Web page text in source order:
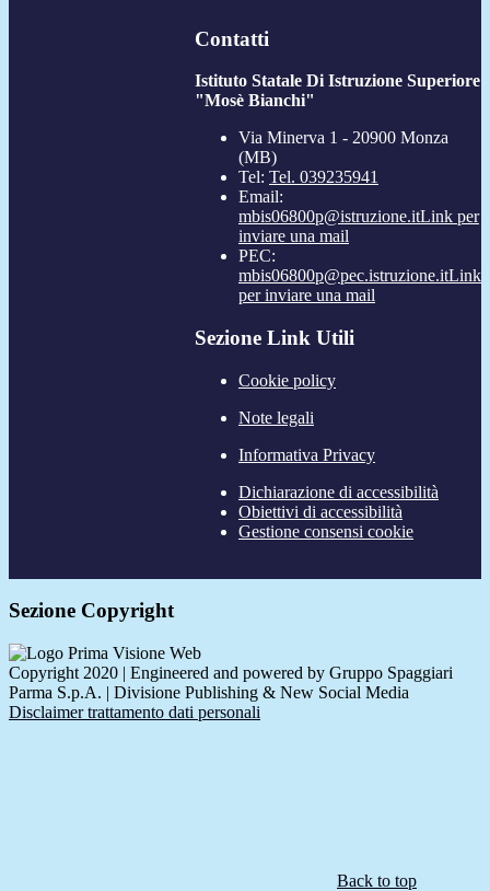
Contatti
Istituto Statale Di Istruzione Superiore
"Mosè Bianchi"
Via Minerva 1 - 20900 Monza
(MB)
Tel: Tel. 039235941
Email:
mbis06800p@istruzione.itLink per
inviare una mail
PEC:
mbis06800p@pec.istruzione.itLink
per inviare una mail
Sezione Link Utili
Cookie policy
Note legali
Informativa Privacy
Dichiarazione di accessibilità
Obiettivi di accessibilità
Gestione consensi cookie
Sezione Copyright
Copyright 2020 | Engineered and powered by Gruppo Spaggiari
Parma S.p.A. | Divisione Publishing & New Social Media
Disclaimer trattamento dati personali
Back to top